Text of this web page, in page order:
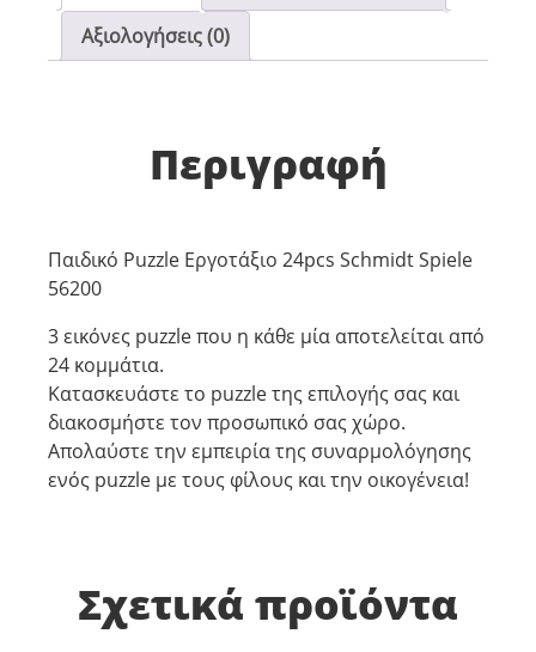
Αξιολογήσεις (0)
Περιγραφή
Παιδικό Puzzle Εργοτάξιο 24pcs Schmidt Spiele
56200
3 εικόνες puzzle που η κάθε μία αποτελείται από
24 κομμάτια.
Κατασκευάστε το puzzle της επιλογής σας και
διακοσμήστε τον προσωπικό σας χώρο.
Απολαύστε την εμπειρία της συναρμολόγησης
ενός puzzle με τους φίλους και την οικογένεια!
Σχετικά προϊόντα